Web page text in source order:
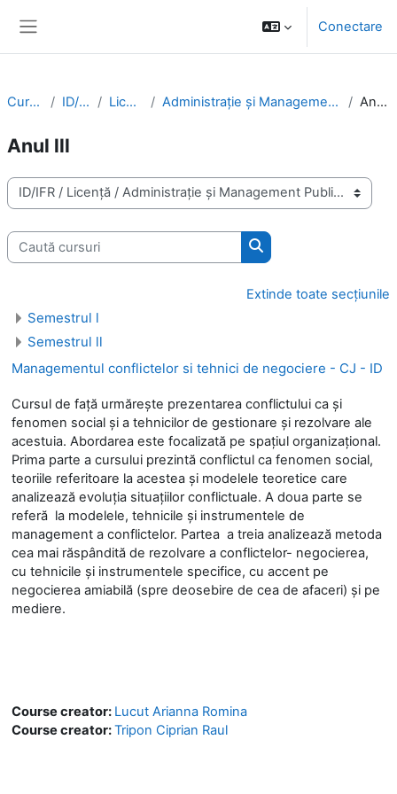
Conectare
Cursuri ID/IFR Licență Administrație și Management Public Anul lll
Anul lll
Categorii curs
Caută cursuri
Caută cursuri
Extinde toate secțiunile
Semestrul l
Semestrul ll
Managementul conflictelor si tehnici de negociere - CJ - ID
Cursul de față urmărește prezentarea conflictului ca și
fenomen social și a tehnicilor de gestionare și rezolvare ale
acestuia. Abordarea este focalizată pe spațiul organizațional.
Prima parte a cursului prezintă conflictul ca fenomen social,
teoriile referitoare la acestea și modelele teoretice care
analizează evoluția situațiilor conflictuale. A doua parte se
referă la modelele, tehnicile și instrumentele de
management a conflictelor. Partea a treia analizează metoda
cea mai răspândită de rezolvare a conflictelor- negocierea,
cu tehnicile și instrumentele specifice, cu accent pe
negocierea amiabilă (spre deosebire de cea de afaceri) și pe
mediere.
Course creator: Lucut Arianna Romina
Course creator:Tripon Ciprian Raul